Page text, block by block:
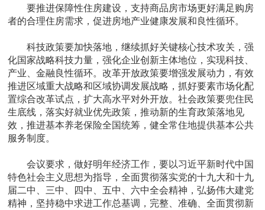
要推进保障性住房建设，支持商品房市场更好满足购房
者的合理住房需求，促进房地产业健康发展和良性循环。
科技政策要加快落地，继续抓好关键核心技术攻关，强
化国家战略科技力量，强化企业创新主体地位，实现科技、
产业、金融良性循环。改革开放政策要增强发展动力，有效
推进区域重大战略和区域协调发展战略，抓好要素市场化配
置综合改革试点，扩大高水平对外开放。社会政策要兜住民
生底线，落实好就业优先政策，推动新的生育政策落地见
效，推进基本养老保险全国统筹，健全常住地提供基本公共
服务制度。
会议要求，做好明年经济工作，要以习近平新时代中国
特色社会主义思想为指导，全面贯彻落实党的十九大和十九
届二中、三中、四中、五中、六中全会精神，弘扬伟大建党
精神，坚持稳中求进工作总基调，完整、准确、全面贯彻新